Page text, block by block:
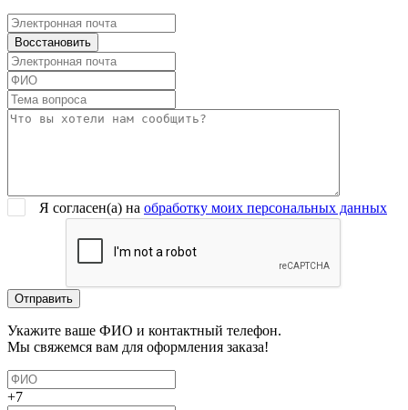
Я согласен(a) на обработку моих персональных данных
Укажите ваше ФИО и контактный телефон.
Мы свяжемся вам для оформления заказа!
+7